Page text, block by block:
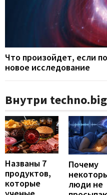
Что произойдет, если
новое исследование
Внутри
Названы 7
продуктов,
которые
Почему
люди не